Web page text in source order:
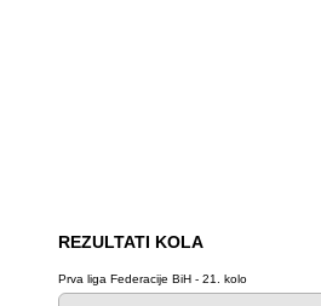
REZULTATI KOLA
Prva liga Federacije BiH - 21. kolo